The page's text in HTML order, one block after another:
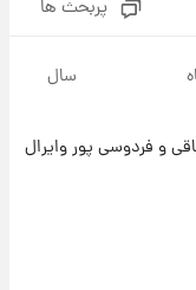
پربحث ها
سال
و فردوسی پور وایرال